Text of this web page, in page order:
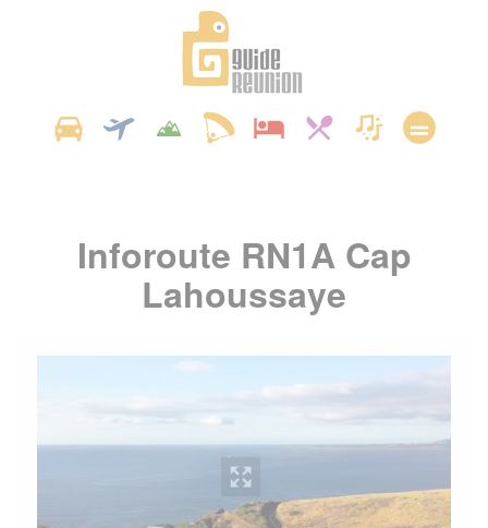
Inforoute RN1A Cap
Lahoussaye
Panneau de gestion des cookies